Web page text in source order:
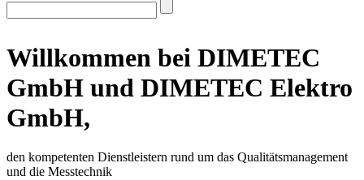
Willkommen bei DIMETEC
GmbH und DIMETEC Elektro
GmbH,
den kompetenten Dienstleistern rund um das Qualitätsmanagement
und die Messtechnik